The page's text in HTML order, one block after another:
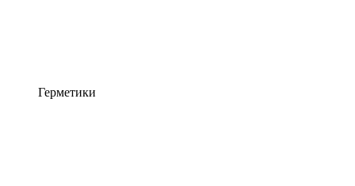
Герметики